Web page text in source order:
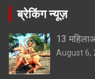
ब्रेकिंग न्यूज़
13
August 6,